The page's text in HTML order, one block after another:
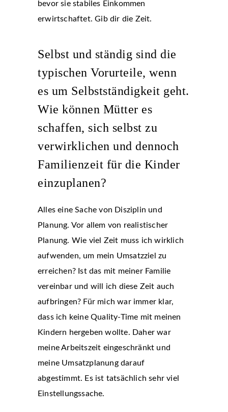
bevor sie stabiles Einkommen
erwirtschaftet. Gib dir die Zeit.
Selbst und ständig sind die
typischen Vorurteile, wenn
es um Selbstständigkeit geht.
Wie können Mütter es
schaffen, sich selbst zu
verwirklichen und dennoch
Familienzeit für die Kinder
einzuplanen?
Alles eine Sache von Disziplin und
Planung. Vor allem von realistischer
Planung. Wie viel Zeit muss ich wirklich
aufwenden, um mein Umsatzziel zu
erreichen? Ist das mit meiner Familie
vereinbar und will ich diese Zeit auch
aufbringen? Für mich war immer klar,
dass ich keine Quality-Time mit meinen
Kindern hergeben wollte. Daher war
meine Arbeitszeit eingeschränkt und
meine Umsatzplanung darauf
abgestimmt. Es ist tatsächlich sehr viel
Einstellungssache.